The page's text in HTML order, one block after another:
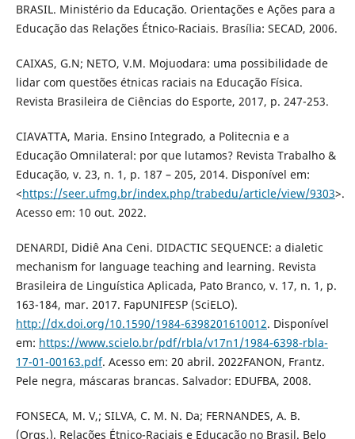
BRASIL. Ministério da Educação. Orientações e Ações para a
Educação das Relações Étnico-Raciais. Brasília: SECAD, 2006.
CAIXAS, G.N; NETO, V.M. Mojuodara: uma possibilidade de
lidar com questões étnicas raciais na Educação Física.
Revista Brasileira de Ciências do Esporte, 2017, p. 247-253.
CIAVATTA, Maria. Ensino Integrado, a Politecnia e a
Educação Omnilateral: por que lutamos? Revista Trabalho &
Educação, v. 23, n. 1, p. 187 – 205, 2014. Disponível em:
<https://seer.ufmg.br/index.php/trabedu/article/view/9303>.
Acesso em: 10 out. 2022.
DENARDI, Didiê Ana Ceni. DIDACTIC SEQUENCE: a dialetic
mechanism for language teaching and learning. Revista
Brasileira de Linguística Aplicada, Pato Branco, v. 17, n. 1, p.
163-184, mar. 2017. FapUNIFESP (SciELO).
http://dx.doi.org/10.1590/1984-6398201610012. Disponível
em: https://www.scielo.br/pdf/rbla/v17n1/1984-6398-rbla-
17-01-00163.pdf. Acesso em: 20 abril. 2022FANON, Frantz.
Pele negra, máscaras brancas. Salvador: EDUFBA, 2008.
FONSECA, M. V,; SILVA, C. M. N. Da; FERNANDES, A. B.
(Orgs.). Relações Étnico-Raciais e Educação no Brasil. Belo